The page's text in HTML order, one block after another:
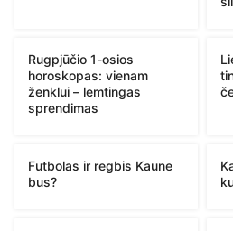
Rugpjūčio 1-osios
horoskopas: vienam
ženklui – lemtingas
sprendimas
Futbolas ir regbis Kaune
bus?